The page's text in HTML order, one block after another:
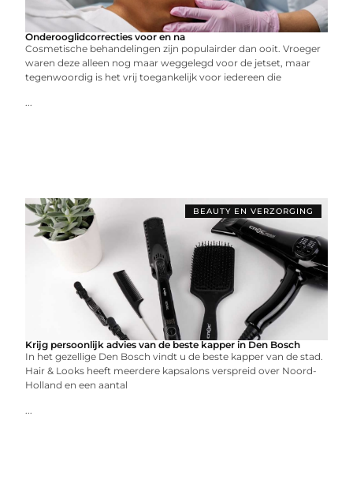
Onderooglidcorrecties voor en na
Cosmetische behandelingen zijn populairder dan ooit. Vroeger
waren deze alleen nog maar weggelegd voor de jetset, maar
tegenwoordig is het vrij toegankelijk voor iedereen die
...
BEAUTY EN VERZORGING
Krijg persoonlijk advies van de beste kapper in Den Bosch
In het gezellige Den Bosch vindt u de beste kapper van de stad.
Hair & Looks heeft meerdere kapsalons verspreid over Noord-
Holland en een aantal
...